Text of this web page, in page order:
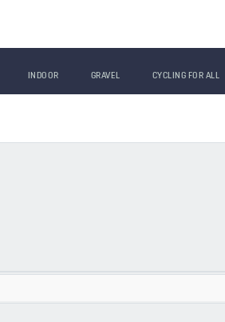
INDOOR GRAVEL CYCLING FOR ALL